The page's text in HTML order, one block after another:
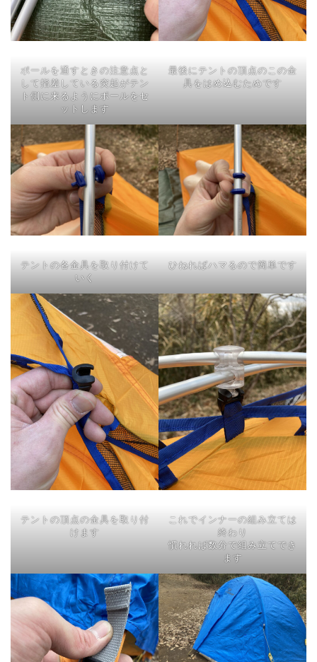
ポールを通すときの注意点と
して指差している突起がテン
ト側に来るようにポールをセ
ットします
最後にテントの頂点のこの金
具をはめ込むためです
テントの各金具を取り付けて
いく
ひねればハマるので簡単です
テントの頂点の金具を取り付
けます
これでインナーの組み立ては
終わり
慣れれば数分で組み立てでき
ます